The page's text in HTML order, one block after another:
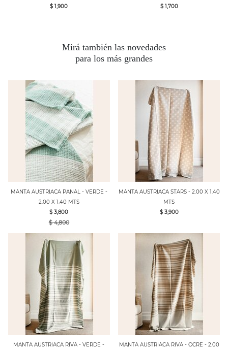
$ 1,900
$ 1,700
Mirá también las novedades
para los más grandes
MANTA AUSTRIACA PANAL - VERDE -
2.00 X 1.40 MTS
$ 3,800
$ 4,800
MANTA AUSTRIACA STARS - 2.00 X 1.40
MTS
$ 3,900
MANTA AUSTRIACA RIVA - VERDE - MANTA AUSTRIACA RIVA - OCRE - 2.00